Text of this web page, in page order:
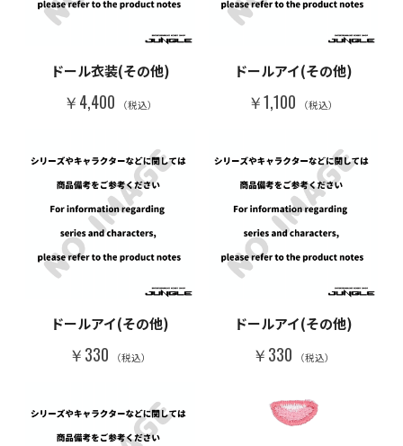
ドール衣装(その他)
￥4,400 （税込）
ドールアイ(その他)
￥1,100 （税込）
ドールアイ(その他)
￥330 （税込）
ドールアイ(その他)
￥330 （税込）